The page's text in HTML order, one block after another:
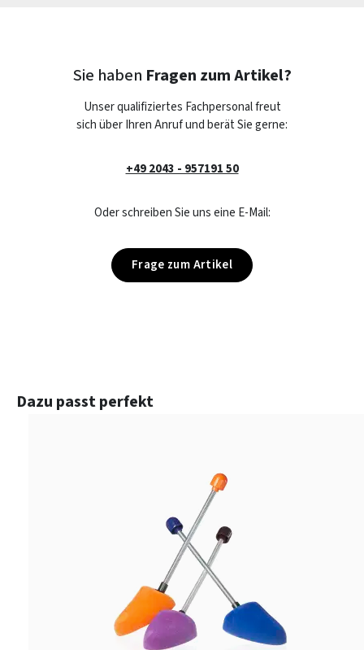
Sie haben Fragen zum Artikel?
Unser qualifiziertes Fachpersonal freut
sich über Ihren Anruf und berät Sie gerne:
+49 2043 - 957191 50
Oder schreiben Sie uns eine E-Mail:
Frage zum Artikel
Produktgalerie überspringen
Dazu passt perfekt